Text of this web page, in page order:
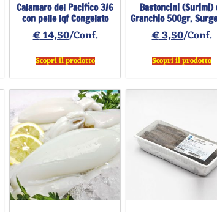
Calamaro del Pacifico 3/6
con pelle Iqf Congelato
€14,50/Conf.
Scopri il prodotto
Bastoncini (Surimi)
Granchio 500gr.
€3,50/Conf.
Scopri il prodotto